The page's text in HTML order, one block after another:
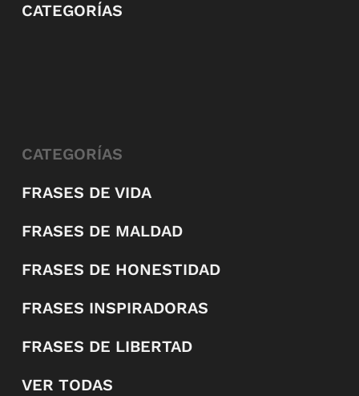
CATEGORÍAS
CATEGORÍAS
FRASES DE VIDA
FRASES DE MALDAD
FRASES DE HONESTIDAD
FRASES INSPIRADORAS
FRASES DE LIBERTAD
VER TODAS